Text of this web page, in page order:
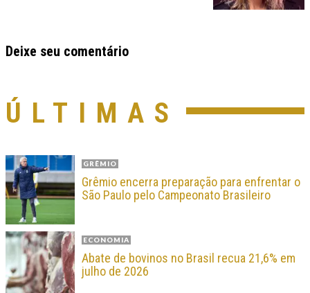
Deixe seu comentário
ÚLTIMAS
GRÊMIO
Grêmio encerra preparação para enfrentar o
São Paulo pelo Campeonato Brasileiro
ECONOMIA
Abate de bovinos no Brasil recua 21,6% em
julho de 2026